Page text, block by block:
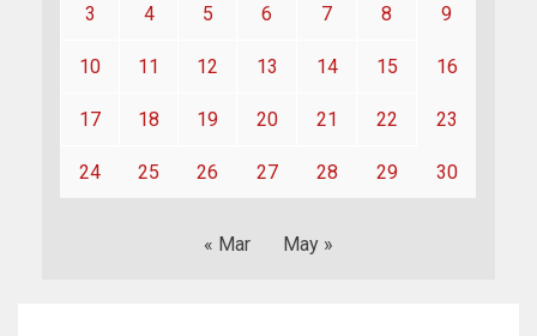
3 4 5 6 7 8 9
10 11 12 13 14 15 16
17 18 19 20 21 22 23
24 25 26 27 28 29 30
« Mar May »